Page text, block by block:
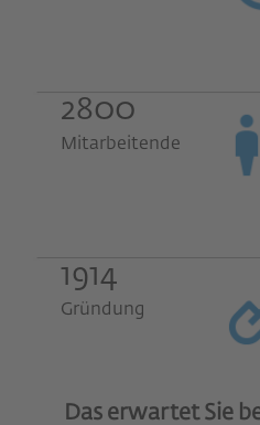
2800
Mitarbeitende
1914
Gründung
Das erwartet Sie